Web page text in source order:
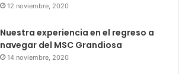
12 noviembre, 2020
Nuestra experiencia en el regreso a
navegar del MSC Grandiosa
14 noviembre, 2020